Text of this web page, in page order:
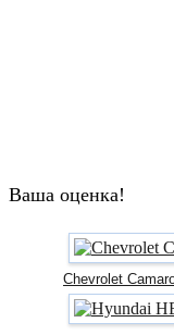
Ваша оценка!
Chevrolet